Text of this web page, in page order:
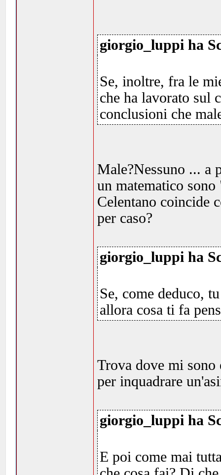
giorgio_luppi ha
Se, inoltre, fra le
che ha lavorato sul
conclusioni che
Male?Nessuno ... a
un matematico
Celentano coincide
per caso?
giorgio_luppi ha
Se, come deduco,
allora cosa ti fa
Trova dove mi sono
per inquadrare
giorgio_luppi ha
E poi come mai